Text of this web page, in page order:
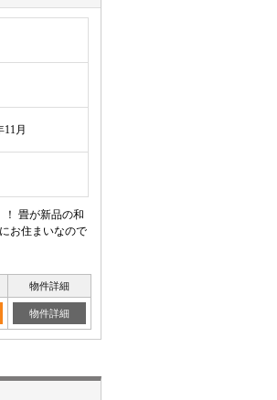
11月
畳が新品の和
お住まいなので
物件詳細
物件詳細